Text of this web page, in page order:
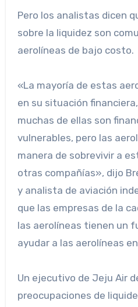
Pero los analistas dicen
sobre la liquidez son
aerolíneas de bajo costo.
«La mayoría de estas
en su situación
muchas de ellas son
vulnerables, pero las
manera de sobrevivir a
otras compañías», dijo
y analista de aviación
que las empresas de la
las aerolíneas tienen un
ayudar a las aerolíneas
Un ejecutivo de Jeju Air desestimó el jueves las
preocupaciones de